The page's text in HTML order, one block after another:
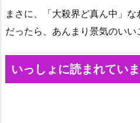
まさに、「大殺界ど真ん中」
だったら、あんまり景気のい
いっしょに読まれてい